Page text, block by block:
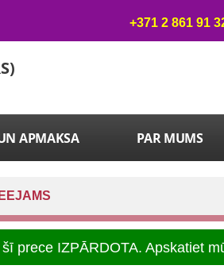
+371 2 861 91
APMAKSA PAR MUMS
prece IZPĀRDOTA. Apskatiet